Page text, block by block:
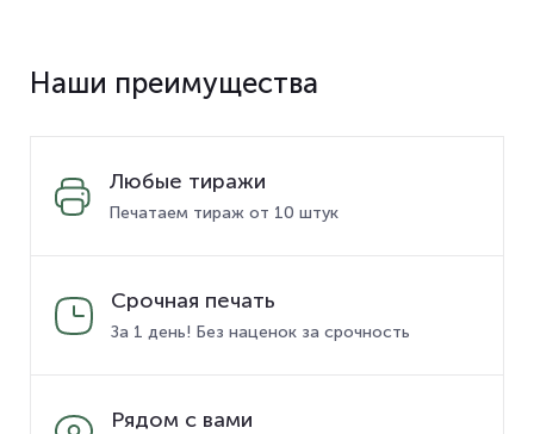
Наши преимущества
Любые тиражи
Печатаем тираж от 10 штук
Срочная печать
За 1 день! Без наценок за срочность
Рядом с вами